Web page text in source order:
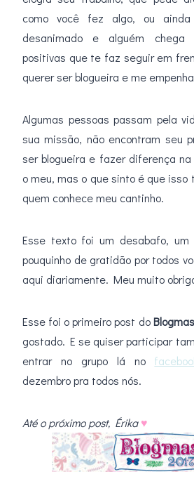
como você fez algo, ou
desanimado e alguém
positivas que te faz seguir em
querer ser blogueira e me
Algumas pessoas passam pela
sua missão, não encontram seu
ser blogueira e fazer diferença
o meu, mas o que sinto é que isso
quem conhece meu cantinho.
Esse texto foi um desabafo, um
pouquinho de gratidão por todos
aqui diariamente. Meu muito
Esse foi o primeiro post doBlogmas
gostado. E se quiser participar
entrar no grupo lá no
dezembro pra todos nós.
Até o próximo post, Érika♥